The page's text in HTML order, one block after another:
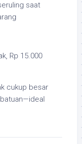
saat
Rp 15.000
cukup besar